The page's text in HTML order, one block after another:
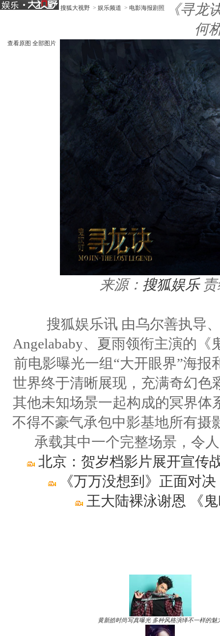
搜狐大视野 > 娱乐频道 > 电影海报剧照
《寻龙
何
查看原图 全部图片
来源： 搜狐娱乐
搜狐娱乐讯 由乌尔善执导
Angelababy、夏雨领衔主演的
前电影曝光一组“大开眼界”海
世界终于清晰展现，充满奇幻色
其他未知场景一起构成的冥界体
不得不豪气承包中影基地所有摄
承载其中一个完整场景，令
北京：贺岁档影片展开宣传
《万万没想到》正面对
王大陆裸泳谢恩 《
黄新皓时尚写真曝光 多种风格演绎不一样的魅